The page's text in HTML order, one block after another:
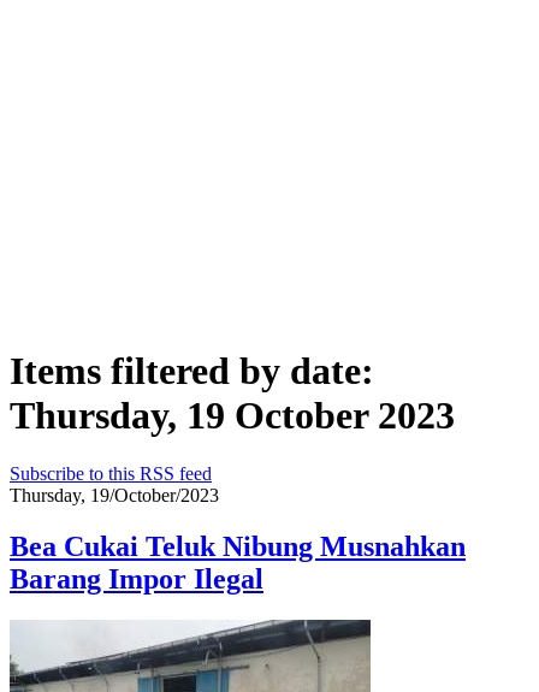
Items filtered by date:
Thursday, 19 October 2023
Subscribe to this RSS feed
Thursday, 19/October/2023
Bea Cukai Teluk Nibung Musnahkan
Barang Impor Ilegal